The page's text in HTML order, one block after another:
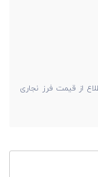
از قیمت فرز نجاری